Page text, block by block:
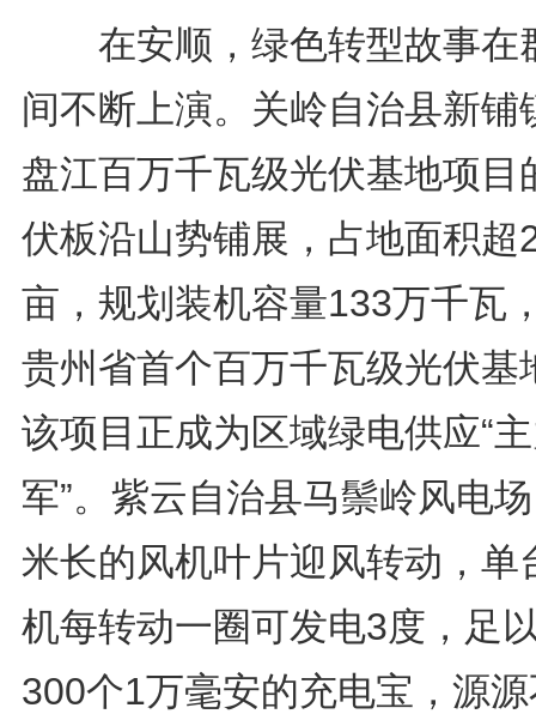
在安顺，绿色转型故事在
间不断上演。关岭自治县新铺
盘江百万千瓦级光伏基地项目
伏板沿山势铺展，占地面积超
亩，规划装机容量133万千瓦
贵州省首个百万千瓦级光伏基
该项目正成为区域绿电供应“
军”。紫云自治县马鬃岭风电
米长的风机叶片迎风转动，单
机每转动一圈可发电3度，足
300个1万毫安的充电宝，源